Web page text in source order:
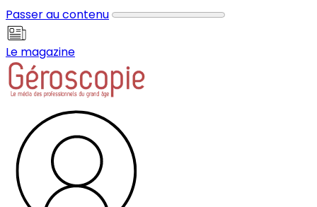
Passer au contenu
Le magazine
Panneau de gestion des cookies